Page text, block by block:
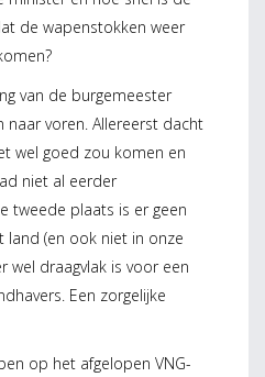
de wapenstokken weer
van de burgemeester
naar voren. Allereerst dacht
wel goed zou komen en
niet al eerder
tweede plaats is er geen
land (en ook niet in onze
wel draagvlak is voor een
Een zorgelijke
op het afgelopen VNG-